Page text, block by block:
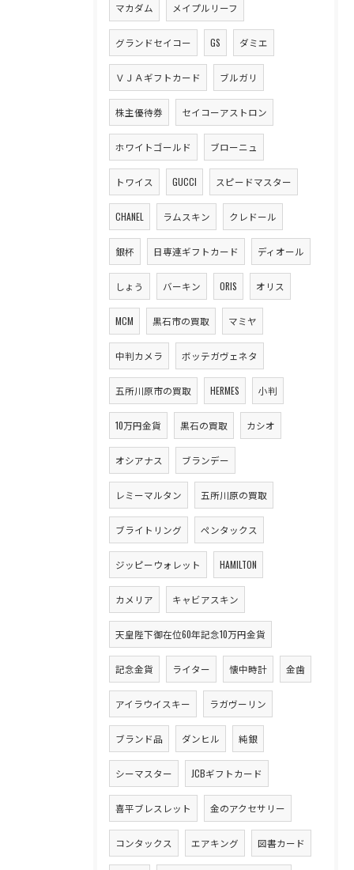
マカダム メイプルリーフ
グランドセイコー GS ダミエ
ＶＪＡギフトカード ブルガリ
株主優待券 セイコーアストロン
ホワイトゴールド ブローニュ
トワイス GUCCI スピードマスター
CHANEL ラムスキン クレドール
銀杯 日専連ギフトカード ディオール
しょう バーキン ORIS オリス
MCM 黒石市の買取 マミヤ
中判カメラ ボッテガヴェネタ
五所川原市の買取 HERMES 小判
10万円金貨 黒石の買取 カシオ
オシアナス ブランデー
レミーマルタン 五所川原の買取
ブライトリング ペンタックス
ジッピーウォレット HAMILTON
カメリア キャビアスキン
天皇陛下御在位60年記念10万円金貨
記念金貨 ライター 懐中時計 金歯
アイラウイスキー ラガヴーリン
ブランド品 ダンヒル 純銀
シーマスター JCBギフトカード
喜平ブレスレット 金のアクセサリー
コンタックス エアキング 図書カード